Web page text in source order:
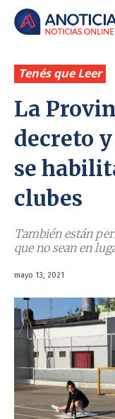
Tenés que Leer
La
decreto
se
clubes
También están
que no sean en
mayo 13, 2021